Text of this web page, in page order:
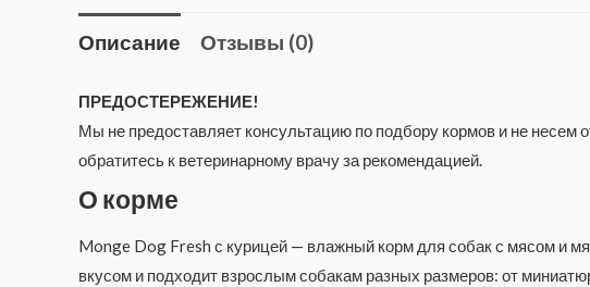
Описание Отзывы (0)
ПРЕДОСТЕРЕЖЕНИЕ!
Мы не предоставляет консультацию по подбору кормов и не
обратитесь к ветеринарному врачу за рекомендацией.
О корме
Monge Dog Fresh с курицей — влажный корм для собак с мясом и
вкусом и подходит взрослым собакам разных размеров: от